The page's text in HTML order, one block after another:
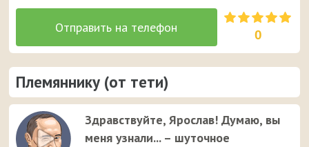
0
Племяннику (от тети)
Здравствуйте, Ярослав! Думаю, вы
меня узнали... – шуточное